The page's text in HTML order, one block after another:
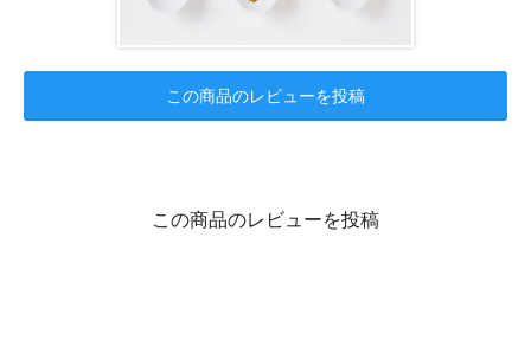
この商品のレビューを投稿
この商品のレビューを投稿